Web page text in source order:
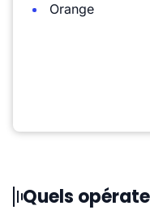
Orange
Quels